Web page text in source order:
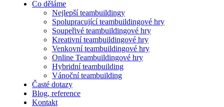
Co děláme
Nejlepší teambuildingy
Spolupracující teambuildingové hry
Soupeřivé teambuildingové hry
Kreativní teambuildingové hry
Venkovní teambuildingové hry
Online Teambuildingové hry
Hybridní teambuilding
Vánoční teambuilding
Časté dotazy
Blog, reference
Kontakt